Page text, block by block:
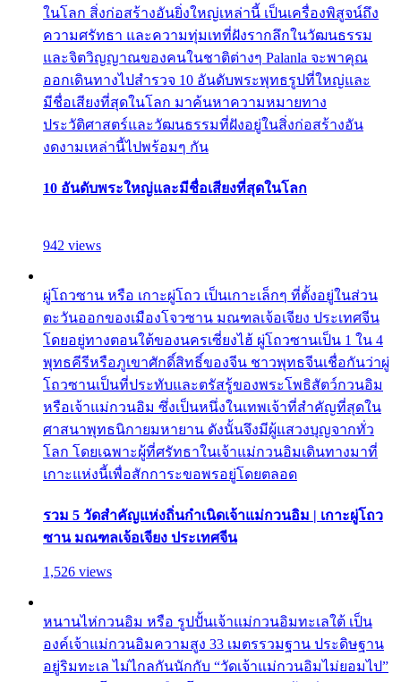
ในโลก สิ่งก่อสร้างอันยิ่งใหญ่เหล่านี้ เป็นเครื่องพิสูจน์ถึง
ความศรัทธา และความทุ่มเทที่ฝังรากลึกในวัฒนธรรม
และจิตวิญญาณของคนในชาติต่างๆ Palanla จะพาคุณ
ออกเดินทางไปสำรวจ 10 อันดับพระพุทธรูปที่ใหญ่และ
มีชื่อเสียงที่สุดในโลก มาค้นหาความหมายทาง
ประวัติศาสตร์และวัฒนธรรมที่ฝังอยู่ในสิ่งก่อสร้างอัน
งดงามเหล่านี้ไปพร้อมๆ กัน
10 อันดับพระใหญ่และมีชื่อเสียงที่สุดในโลก
942 views
ผู่โถวซาน หรือ เกาะผู่โถว เป็นเกาะเล็กๆ ที่ตั้งอยู่ในส่วน
ตะวันออกของเมืองโจวซาน มณฑลเจ้อเจียง ประเทศจีน
โดยอยู่ทางตอนใต้ของนครเซี่ยงไฮ้ ผู่โถวซานเป็น 1 ใน 4
พุทธคีรีหรือภูเขาศักดิ์สิทธิ์ของจีน ชาวพุทธจีนเชื่อกันว่าผู่
โถวซานเป็นที่ประทับและตรัสรู้ของพระโพธิสัตว์กวนอิม
หรือเจ้าแม่กวนอิม ซึ่งเป็นหนึ่งในเทพเจ้าที่สำคัญที่สุดใน
ศาสนาพุทธนิกายมหายาน ดังนั้นจึงมีผู้แสวงบุญจากทั่ว
โลก โดยเฉพาะผู้ที่ศรัทธาในเจ้าแม่กวนอิมเดินทางมาที่
เกาะแห่งนี้เพื่อสักการะขอพรอยู่โดยตลอด
รวม 5 วัดสำคัญแห่งถิ่นกำเนิดเจ้าแม่กวนอิม | เกาะผู่โถว
ซาน มณฑลเจ้อเจียง ประเทศจีน
1,526 views
หนานไห่กวนอิม หรือ รูปปั้นเจ้าแม่กวนอิมทะเลใต้ เป็น
องค์เจ้าแม่กวนอิมความสูง 33 เมตรรวมฐาน ประดิษฐาน
อยู่ริมทะเล ไม่ไกลกันนักกับ “วัดเจ้าแม่กวนอิมไม่ยอมไป”